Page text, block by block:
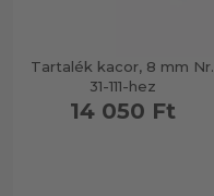
Tartalék kacor, 8 mm Nr.
31-111-hez
14 050 Ft